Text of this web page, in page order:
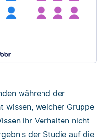
während der
wissen, welcher Gruppe
ihr Verhalten nicht
der Studie auf die